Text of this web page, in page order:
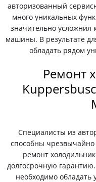
авторизованный
много уникальных
значительно усложнил
машины. В результате
обладать рядом
Ремонт
Специалисты из
способны
ремонт
долгосрочную
необходимо